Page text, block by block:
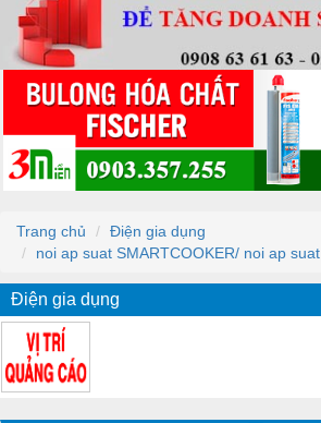
Trang chủ
Điện gia dụng
noi ap suat SMARTCOOKER/ noi ap suat
Điện gia dụng